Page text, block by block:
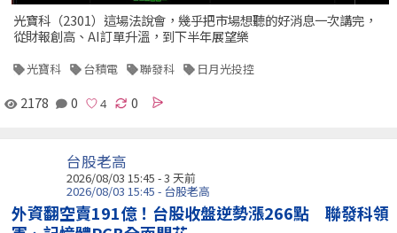
光寶科（2301）這場法說會，幾乎把市場想聽的好消息一次講完，
從財報創高、AI訂單升溫，到下半年展望樂
光寶科 台積電 聯發科 日月光投控
2178 0 0
台股老高
2026/08/03 15:45 - 3 天前
2026/08/03 15:45 - 台股老高
外資翻空賣191億！台股收盤逆勢漲266點 聯發科領